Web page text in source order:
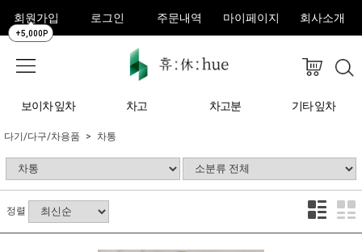
회원가입
+5,000P
로그인 주문내역 마이페이지 회사소개
보이차 잎차 차고 차고분 기타 잎차
다기/다구/차용품 차통
정렬